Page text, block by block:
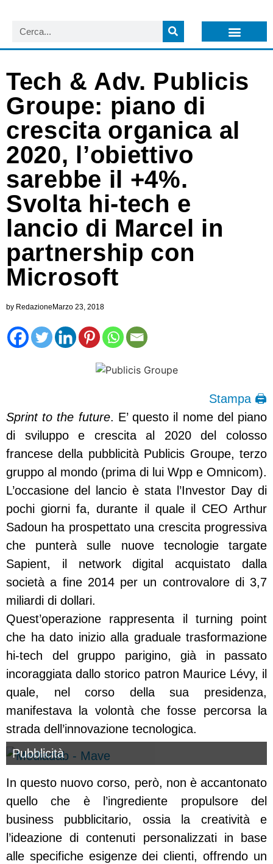
Tech & Adv. Publicis
Groupe: piano di
crescita organica al
2020, l’obiettivo
sarebbe il +4%.
Svolta hi-tech e
lancio di Marcel in
partnership con
Microsoft
by Redazione Marzo 23, 2018
Stampa 🖨
Sprint to the future. E’ questo il nome del piano
di sviluppo e crescita al 2020 del colosso
francese della pubblicità Publicis Groupe, terzo
gruppo al mondo (prima di lui Wpp e Omnicom).
L’occasione del lancio è stata l’Investor Day di
pochi giorni fa, durante il quale il CEO Arthur
Sadoun ha prospettato una crescita progressiva
che punterà sulle nuove tecnologie targate
Sapient, il network digital acquistato dalla
società a fine 2014 per un controvalore di 3,7
miliardi di dollari.
Quest’operazione rappresenta il turning point
che ha dato inizio alla graduale trasformazione
hi-tech del gruppo parigino, già in passato
incoraggiata dallo storico patron Maurice Lévy, il
quale, nel corso della sua presidenza,
manifestava la volontà che fosse percorsa la
strada dell’innovazione tecnologica.
Pubblicità
In questo nuovo corso, però, non è accantonato
quello che è l’ingrediente propulsore del
business pubblicitario, ossia la creatività e
l’ideazione di contenuti personalizzati in base
alle specifiche esigenze dei clienti, offrendo un